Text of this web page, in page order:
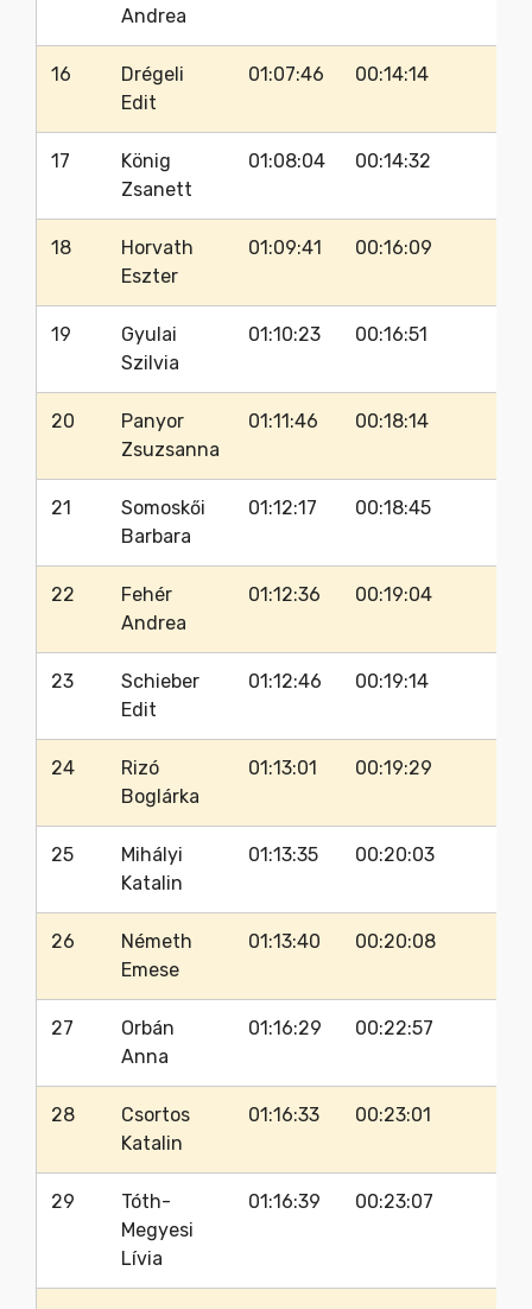
Andrea
16
Drégeli
Edit
01:07:46 00:14:14
17
König
Zsanett
01:08:04 00:14:32
18
Horvath
Eszter
01:09:41 00:16:09
19
Gyulai
Szilvia
01:10:23 00:16:51
20
Panyor
Zsuzsanna
01:11:46 00:18:14
21
Somoskői
Barbara
01:12:17 00:18:45
22
Fehér
Andrea
01:12:36 00:19:04
23
Schieber
Edit
01:12:46 00:19:14
24
Rizó
Boglárka
01:13:01 00:19:29
25
Mihályi
Katalin
01:13:35 00:20:03
26
Németh
Emese
01:13:40 00:20:08
27
Orbán
Anna
01:16:29 00:22:57
28
Csortos
Katalin
01:16:33 00:23:01
29
Tóth-
Megyesi
Lívia
01:16:39 00:23:07